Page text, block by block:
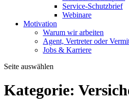
Service-Schutzbrief
Webinare
Motivation
Warum wir arbeiten
Agent, Vertreter oder
Jobs & Karriere
Seite auswählen
Kategorie: